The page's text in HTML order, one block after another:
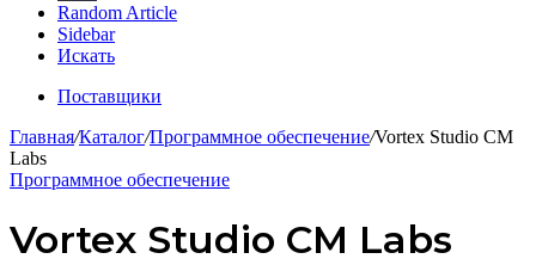
Random Article
Sidebar
Искать
Поставщики
Главная/Каталог/Программное обеспечение/Vortex Studio CM
Labs
Программное обеспечение
Vortex Studio CM Labs